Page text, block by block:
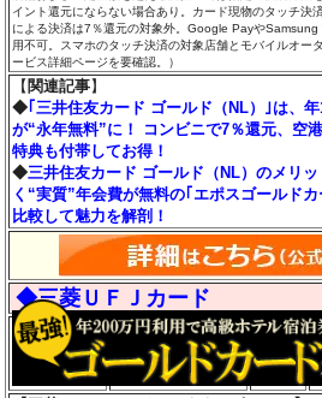
イント還元にならない場合あり。カード現物のタッチ決
による決済は7％還元の対象外。Google Payや
用不可。スマホのタッチ決済の対象店舗とモバイルオー
ービス詳細ページを要確認。）
【 関連記事】
◆｢三井住友カード ゴールド（NL）｣は、
が“永年無料”に！ コンビニで7％還元、空
特典も付帯してお得！
◆三井住友カード ゴールド（NL）のメリ
く“実質”年会費が無料の｢エポスゴールド
比較して魅力を解剖！
◆三菱ＵＦＪカード
0.5～7.0％
（※1）
永年無料
VISA
JCB
Master
AMEX